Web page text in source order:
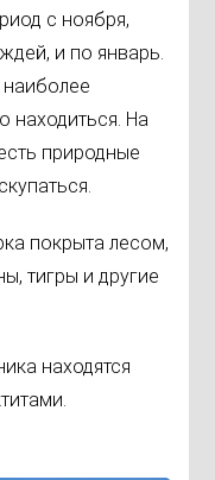
с ноября,
и по январь.
находиться. На
природные
покрыта лесом,
тигры и другие
находятся